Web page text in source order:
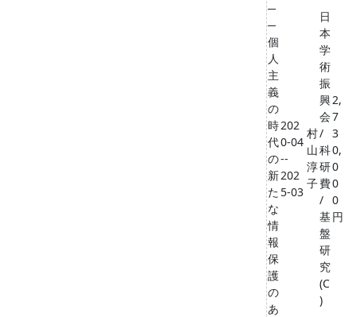
─
─
個
人
主
義
の
時
代
の
新
た
な
情
報
保
護
の
あ
202
0-04
--
202
5-03
村
山
淳
子
日
本
学
術
振
興
会
/
科
研
費
/
基
盤
研
究
(C
)
2,
7
3
0,
0
0
0
円